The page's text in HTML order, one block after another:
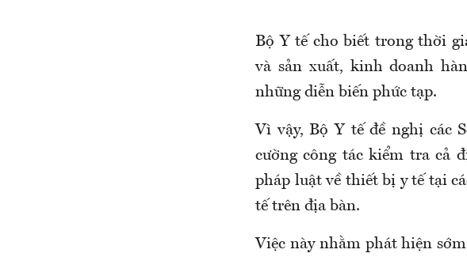
Bộ Y tế cho biết trong thời
và sản xuất, kinh doanh
những diễn biến phức tạp.
Vì vậy,Bộ Y tế đề nghị các
cường công tác kiểm tra cả
pháp luật về thiết bị y tế tại
tế trên địa bàn.
Việc này nhằm phát hiện